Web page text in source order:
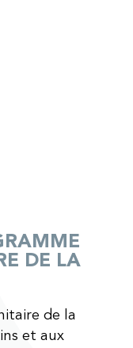
DE LA
de la
et aux